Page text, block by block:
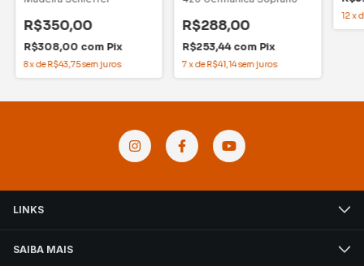
R$350,00
R$308,00 com Pix
8xdeR$43,75sem juros
R$288,00
R$253,44 com Pix
7xdeR$41,14sem juros
12x
LINKS
SAIBA MAIS